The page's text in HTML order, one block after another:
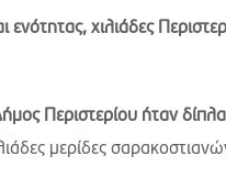
ενότητας, χιλιάδες
Περιστερίου ήταν
μερίδες